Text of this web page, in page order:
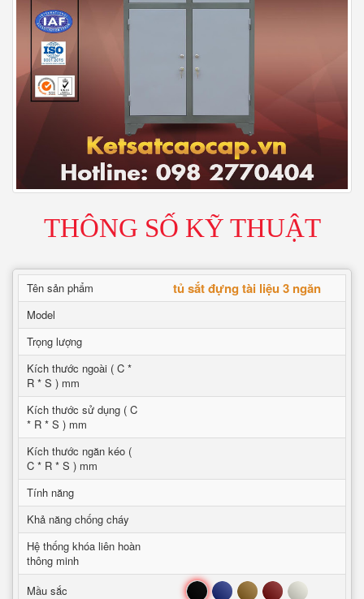
THÔNG SỐ KỸ THUẬT
Tên sản phẩm tủ sắt đựng tài liệu 3 ngăn
Model
Trọng lượng
Kích thước ngoài ( C *
R * S ) mm
Kích thước sử dụng ( C
* R * S ) mm
Kích thước ngăn kéo (
C * R * S ) mm
Tính năng
Khả năng chống cháy
Hệ thống khóa liên hoàn
thông minh
Mầu sắc
Đen Xanh Nâu Đỏ Trắng